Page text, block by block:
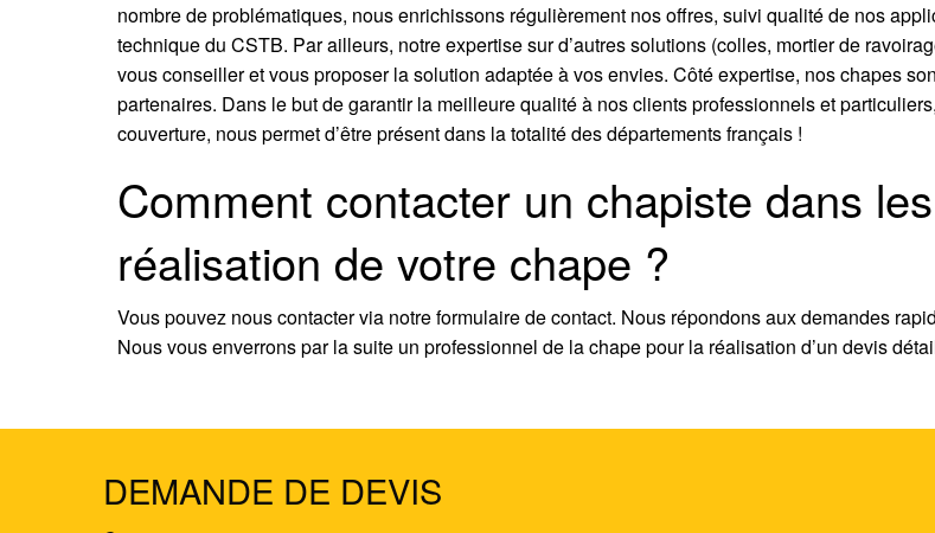
nombre de problématiques, nous enrichissons régulièrement nos offres, suivi qualité de nos
technique du CSTB. Par ailleurs, notre expertise sur d’autres solutions (colles, mortier de
vous conseiller et vous proposer la solution adaptée à vos envies. Côté expertise, nos chapes
partenaires. Dans le but de garantir la meilleure qualité à nos clients professionnels et
couverture, nous permet d’être présent dans la totalité des départements français !
Comment contacter un chapiste dans
réalisation de votre chape ?
Vous pouvez nous contacter via notre formulaire de contact. Nous répondons aux demandes
Nous vous enverrons par la suite un professionnel de la chape pour la réalisation d’un devis
DEMANDE DE DEVIS